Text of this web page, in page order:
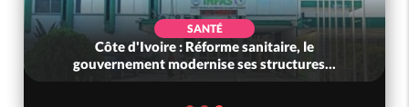
SANTÉ
Côte d'Ivoire : Réforme sanitaire, le
gouvernement modernise ses structures...